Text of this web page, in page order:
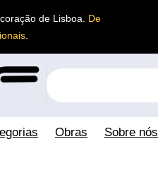
de Lisboa. De
S
e
Obras Sobre nós